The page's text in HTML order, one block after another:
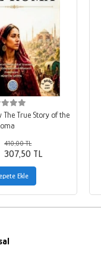
The True Story of the
410,00 TL
307,50 TL
Ekle